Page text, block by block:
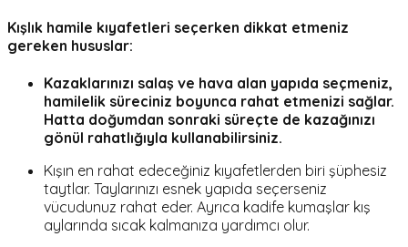
Kışlık hamile kıyafetleri seçerken dikkat etmeniz
gereken hususlar:
Kazaklarınızı salaş ve hava alan yapıda seçmeniz,
hamilelik süreciniz boyunca rahat etmenizi sağlar.
Hatta doğumdan sonraki süreçte de kazağınızı
gönül rahatlığıyla kullanabilirsiniz.
Kışın en rahat edeceğiniz kıyafetlerden biri şüphesiz
taytlar. Taylarınızı esnek yapıda seçerseniz
vücudunuz rahat eder. Ayrıca kadife kumaşlar kış
aylarında sıcak kalmanıza yardımcı olur.